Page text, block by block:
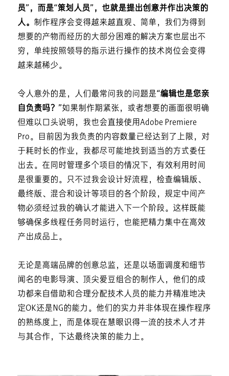
员”，而是“策划人员”，也就是提出创意并作出决策的
人。 制作程序会变得越来越直观、简单，我们为得到
想要的产物而经历的大部分困难的解决方案也层出不
穷，单纯按照领导的指示进行操作的技术岗位会变得
越来越稀少。
令人意外的是，人们最常问我的问题是“编辑也是您亲
自负责吗？”如果制作期紧张，或者想要的画面很明确
但难以口头说明，我也会直接使用Adobe Premiere
Pro。目前因为我负责的内容数量已经达到了上限，对
于耗时长的作业，我都尽可能地找到适当的方式委任
出去。在同时管理多个项目的情况下，有效利用时间
是很重要的。只不过我会设计好流程，检查编辑版、
最终版、混合和设计等项目的各个阶段，规定中间产
物必须经过我的确认才能进入下一个阶段。这样既能
够确保多线程任务同时运行，也能把精力集中在高效
产出成品上。
无论是高端品牌的创意总监，还是以场面调度和细节
闻名的电影导演、顶尖爱豆组合的制作人，他们的成
功都来自借助和合理分配技术人员的能力并精准地决
定OK还是NG的能力。他们的实力并非体现在操作程序
的熟练度上，而是体现在慧眼识得一流的技术人才并
与其合作，下达最终决策的能力上。